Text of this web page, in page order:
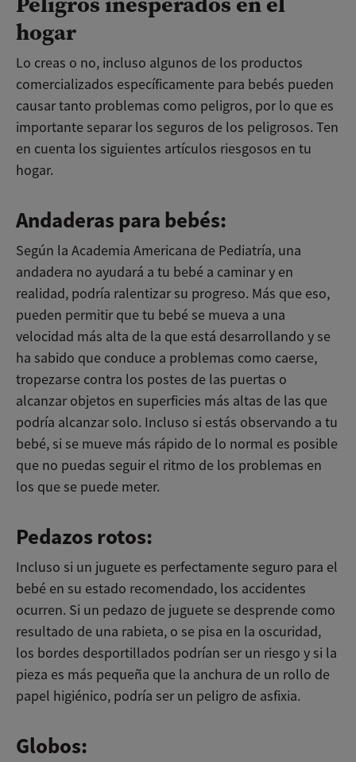
hogar
Lo creas o no, incluso algunos de los productos
comercializados específicamente para bebés pueden
causar tanto problemas como peligros, por lo que es
importante separar los seguros de los peligrosos. Ten
en cuenta los siguientes artículos riesgosos en tu
hogar.
Andaderas para bebés:
Según la Academia Americana de Pediatría, una
andadera no ayudará a tu bebé a caminar y en
realidad, podría ralentizar su progreso. Más que eso,
pueden permitir que tu bebé se mueva a una
velocidad más alta de la que está desarrollando y se
ha sabido que conduce a problemas como caerse,
tropezarse contra los postes de las puertas o
alcanzar objetos en superficies más altas de las que
podría alcanzar solo. Incluso si estás observando a tu
bebé, si se mueve más rápido de lo normal es posible
que no puedas seguir el ritmo de los problemas en
los que se puede meter.
Pedazos rotos:
Incluso si un juguete es perfectamente seguro para el
bebé en su estado recomendado, los accidentes
ocurren. Si un pedazo de juguete se desprende como
resultado de una rabieta, o se pisa en la oscuridad,
los bordes desportillados podrían ser un riesgo y si la
pieza es más pequeña que la anchura de un rollo de
papel higiénico, podría ser un peligro de asfixia.
Globos: